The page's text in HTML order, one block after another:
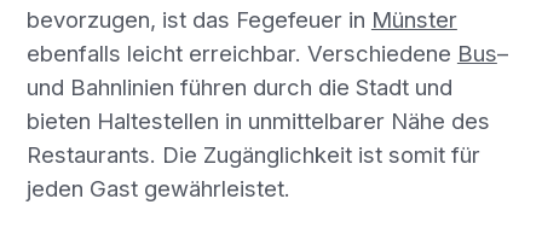
bevorzugen, ist das Fegefeuer in Münster
ebenfalls leicht erreichbar. Verschiedene Bus–
und Bahnlinien führen durch die Stadt und
bieten Haltestellen in unmittelbarer Nähe des
Restaurants. Die Zugänglichkeit ist somit für
jeden Gast gewährleistet.